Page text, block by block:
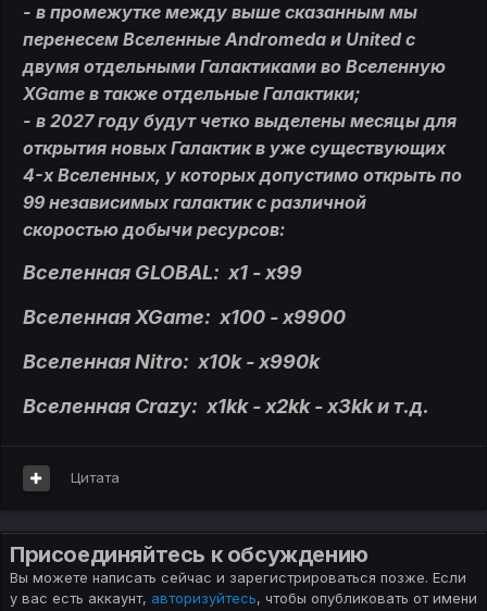
- в промежутке между выше сказанным мы
перенесем Вселенные Andromeda и United с
двумя отдельными Галактиками во Вселенную
XGame в также отдельные Галактики;
- в 2027 году будут четко выделены месяцы для
открытия новых Галактик в уже существующих
4-х Вселенных, у которых допустимо открыть по
99 независимых галактик с различной
скоростью добычи ресурсов:
Вселенная GLOBAL: x1 - x99
Вселенная XGame: x100 - x9900
Вселенная Nitro: x10k - x990k
Вселенная Crazy: x1kk - x2kk - x3kk и т.д.
Цитата
Присоединяйтесь к обсуждению
Вы можете написать сейчас и зарегистрироваться позже. Если
у вас есть аккаунт, авторизуйтесь, чтобы опубликовать от имени